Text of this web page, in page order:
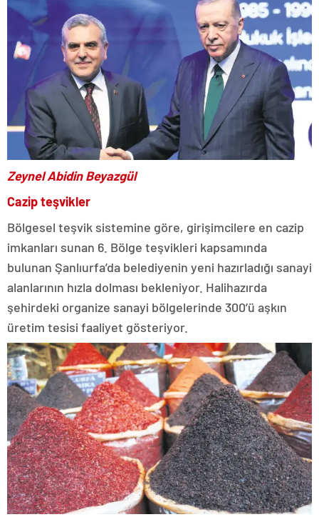
Zeynel Abidin Beyazgül
Cazip teşvikler
Bölgesel teşvik sistemine göre, girişimcilere en cazip
imkanları sunan 6. Bölge teşvikleri kapsamında
bulunan Şanlıurfa’da belediyenin yeni hazırladığı sanayi
alanlarının hızla dolması bekleniyor. Halihazırda
şehirdeki organize sanayi bölgelerinde 300’ü aşkın
üretim tesisi faaliyet gösteriyor.